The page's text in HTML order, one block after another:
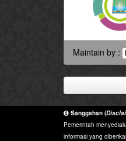
Maintain by :
Sanggahan (
Pemerintah
informasi yang